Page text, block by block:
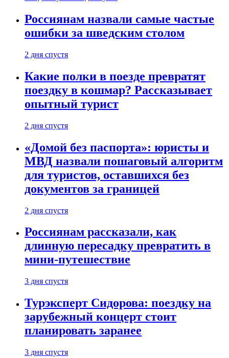
Россиянам назвали самые частые
ошибки за шведским столом
2 дня спустя
Какие полки в поезде превратят
поездку в кошмар? Рассказывает
опытный турист
2 дня спустя
«Домой без паспорта»: юристы и
МВД назвали пошаговый алгоритм
для туристов, оставшихся без
документов за границей
2 дня спустя
Россиянам рассказали, как
длинную пересадку превратить в
мини-путешествие
3 дня спустя
Турэксперт Сидорова: поездку на
зарубежный концерт стоит
планировать заранее
3 дня спустя